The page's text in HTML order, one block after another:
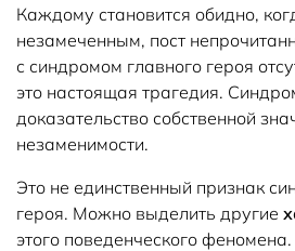
Каждому становится обидно,
незамеченным, пост
с синдромом главного героя
это настоящая трагедия.
доказательство собственной
незаменимости.
Это не единственный признак
героя. Можно выделить другие
этого поведенческого